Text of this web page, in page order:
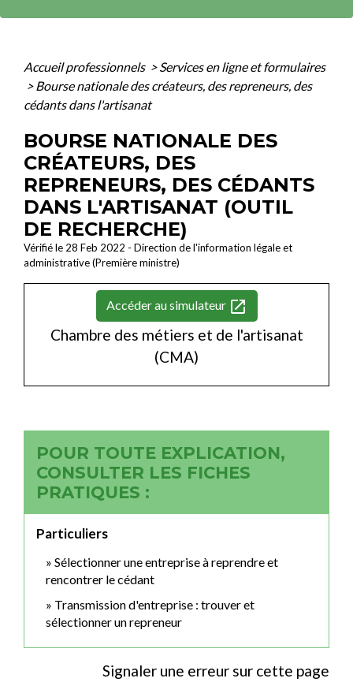
Accueil professionnels > Services en ligne et formulaires
> Bourse nationale des créateurs, des repreneurs, des
cédants dans l'artisanat
BOURSE NATIONALE DES
CRÉATEURS, DES
REPRENEURS, DES CÉDANTS
DANS L'ARTISANAT (OUTIL
DE RECHERCHE)
Vérifié le 28 Feb 2022 - Direction de l'information légale et
administrative (Première ministre)
Accéder au simulateur open_in_new
Chambre des métiers et de l'artisanat
(CMA)
POUR TOUTE EXPLICATION,
CONSULTER LES FICHES
PRATIQUES :
Particuliers
Sélectionner une entreprise à reprendre et
rencontrer le cédant
Transmission d'entreprise : trouver et
sélectionner un repreneur
Signaler une erreur sur cette page